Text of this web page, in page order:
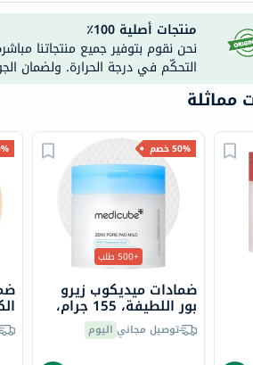
منتجات أصلية 100٪
نحن نقوم بتوفير جميع منتجاتنا
التحكّم في درجة الحرارة. ولضمان
مماثلة
مل،
50% خصم
+500 طلب
ضمادات ميديكوب زيرو
بور اللطيفة، 155 جرام،
70 ضمادةتوصيل مجاني اليوم